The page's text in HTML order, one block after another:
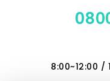
8:00~12:00 /